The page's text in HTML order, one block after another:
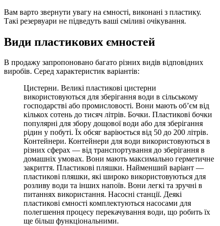
Вам варто звернути увагу на ємності, виконані з пластику.
Такі резервуари не підведуть ваші сміливі очікування.
Види пластикових ємностей
В продажу запропоновано багато різних видів відповідних
виробів. Серед характеристик варіантів:
Цистерни. Великі пластикові цистерни
використовуються для зберігання води в сільському
господарстві або промисловості. Вони мають об’єм від
кількох сотень до тисяч літрів. Бочки. Пластикові бочки
популярні для збору дощової води або для зберігання
рідин у побуті. Їх обсяг варіюється від 50 до 200 літрів.
Контейнери. Контейнери для води використовуються в
різних сферах — від транспортування до зберігання в
домашніх умовах. Вони мають максимально герметичне
закриття. Пластикові пляшки. Найменший варіант —
пластикові пляшки, які широко використовуються для
розливу води та інших напоїв. Вони легкі та зручні в
питаннях використання. Насосні станції. Деякі
пластикові ємності комплектуються насосами для
полегшення процесу перекачування води, що робить їх
ще більш функціональними.